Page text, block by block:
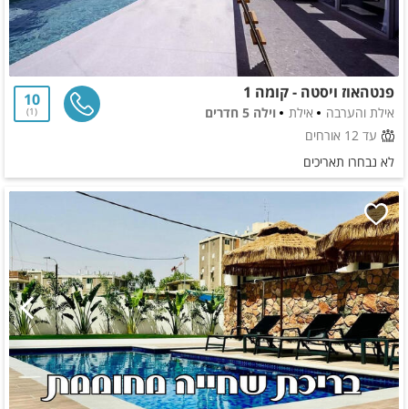
פנטהאוז ויסטה - קומה 1
אילת והערבה אילת
וילה 5 חדרים
עד 12 אורחים
10
1
לא נבחרו תאריכים